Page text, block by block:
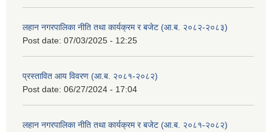
लहान नगरपालिका नीति तथा कार्यक्रम र बजेट (आ.ब. २०८२-२०८३)
Post date: 07/03/2025 - 12:25
प्रस्तावित आय विवरण (आ.ब. २०८१-२०८२)
Post date: 06/27/2024 - 17:04
लहान नगरपालिका नीति तथा कार्यक्रम र बजेट (आ.ब. २०८१-२०८२)